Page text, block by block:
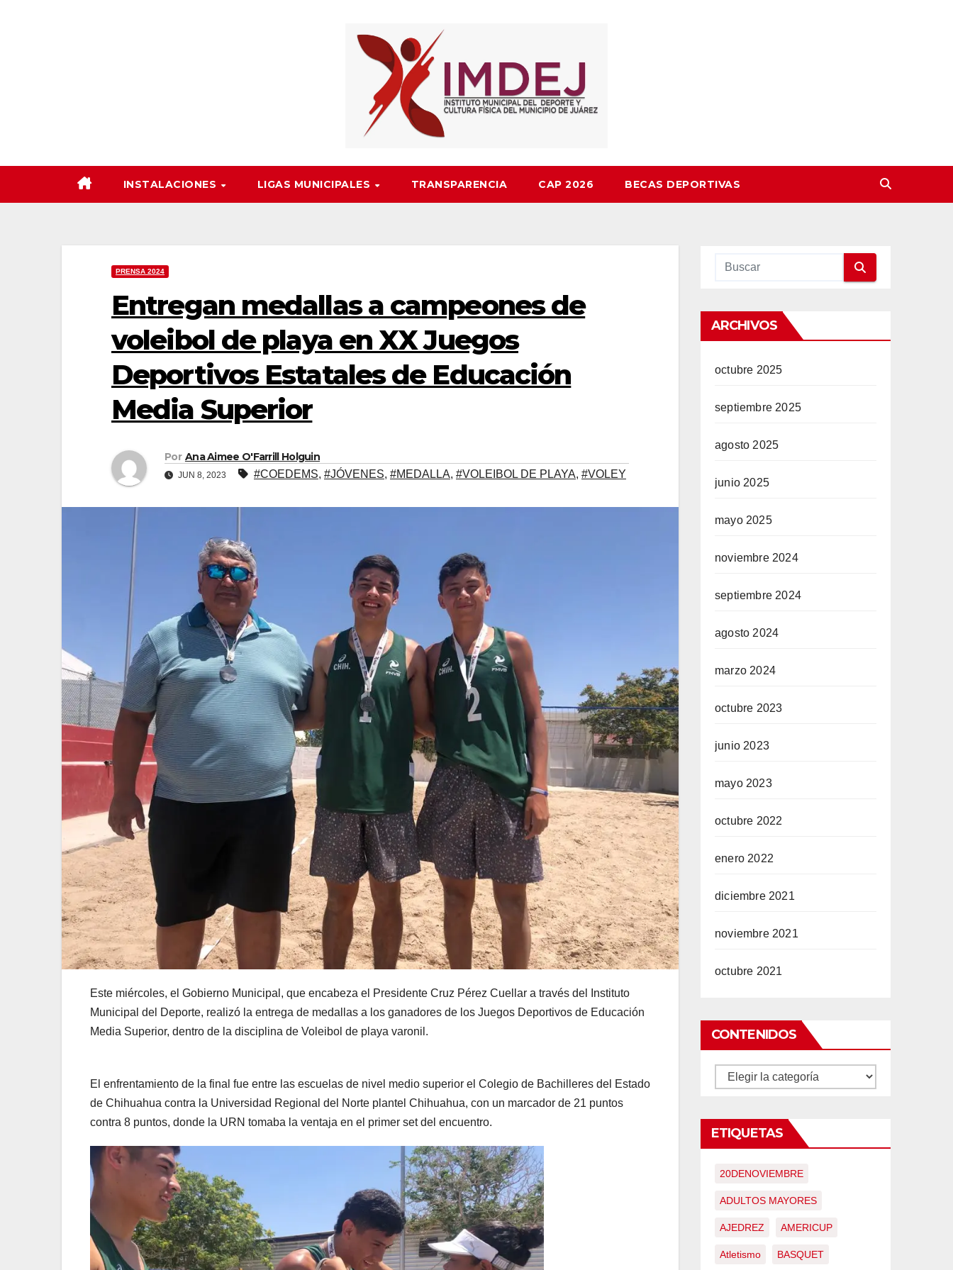
INSTALACIONES LIGAS MUNICIPALES TRANSPARENCIA CAP 2026 BECAS DEPORTIVAS
PRENSA 2024
Entregan medallas a campeones de
voleibol de playa en XX Juegos
Deportivos Estatales de Educación
Media Superior
Por Ana Aimee O'Farrill Holguin
JUN 8, 2023 #COEDEMS, #JÓVENES, #MEDALLA, #VOLEIBOL DE PLAYA, #VOLEY
Este miércoles, el Gobierno Municipal, que encabeza el Presidente Cruz Pérez Cuellar a través del Instituto
Municipal del Deporte, realizó la entrega de medallas a los ganadores de los Juegos Deportivos de Educación
Media Superior, dentro de la disciplina de Voleibol de playa varonil.
El enfrentamiento de la final fue entre las escuelas de nivel medio superior el Colegio de Bachilleres del Estado
de Chihuahua contra la Universidad Regional del Norte plantel Chihuahua, con un marcador de 21 puntos
contra 8 puntos, donde la URN tomaba la ventaja en el primer set del encuentro.
ARCHIVOS
octubre 2025
septiembre 2025
agosto 2025
junio 2025
mayo 2025
noviembre 2024
septiembre 2024
agosto 2024
marzo 2024
octubre 2023
junio 2023
mayo 2023
octubre 2022
enero 2022
diciembre 2021
noviembre 2021
octubre 2021
CONTENIDOS
CONTENIDOS
ETIQUETAS
20DENOVIEMBRE
ADULTOS MAYORES
AJEDREZ AMERICUP
Atletismo BASQUET